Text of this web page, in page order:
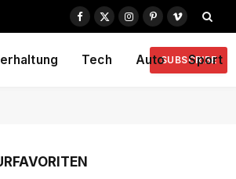
Facebook
X
Instagram
PinterestVimeo
Tech Auto Sport
SUBSCRIBE